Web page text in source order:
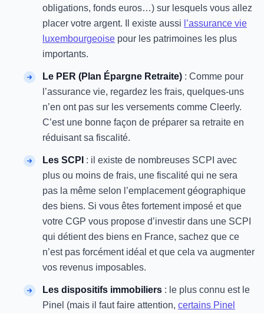
obligations, fonds euros…) sur lesquels vous allez
placer votre argent. Il existe aussi l’assurance vie
luxembourgeoise pour les patrimoines les plus
importants.
Le PER (Plan Épargne Retraite) : Comme pour
l’assurance vie, regardez les frais, quelques-uns
n’en ont pas sur les versements comme Cleerly.
C’est une bonne façon de préparer sa retraite en
réduisant sa fiscalité.
Les SCPI : il existe de nombreuses SCPI avec
plus ou moins de frais, une fiscalité qui ne sera
pas la même selon l’emplacement géographique
des biens. Si vous êtes fortement imposé et que
votre CGP vous propose d’investir dans une SCPI
qui détient des biens en France, sachez que ce
n’est pas forcément idéal et que cela va augmenter
vos revenus imposables.
Les dispositifs immobiliers : le plus connu est le
Pinel (mais il faut faire attention, certains Pinel